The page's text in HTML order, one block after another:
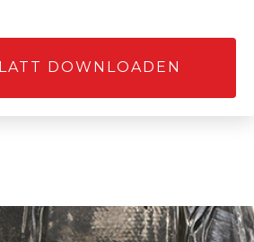
DOWNLOADEN